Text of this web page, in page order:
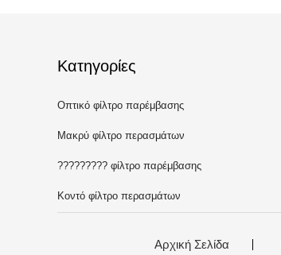
Κατηγορίες
Οπτικό φίλτρο παρέμβασης
Μακρύ φίλτρο περασμάτων
????????? φίλτρο παρέμβασης
Κοντό φίλτρο περασμάτων
Αρχική Σελίδα